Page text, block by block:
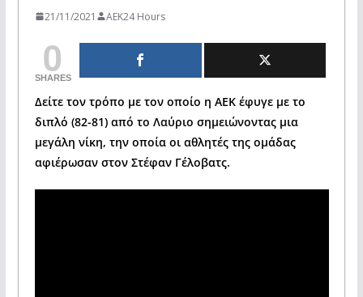
21/11/2021 AEK24 Hours
0
SHARES
Δείτε τον τρόπο με τον οποίο η ΑΕΚ έφυγε με το
διπλό (82-81) από το Λαύριο σημειώνοντας μια
μεγάλη νίκη, την οποία οι αθλητές της ομάδας
αφιέρωσαν στον Στέφαν Γέλοβατς.